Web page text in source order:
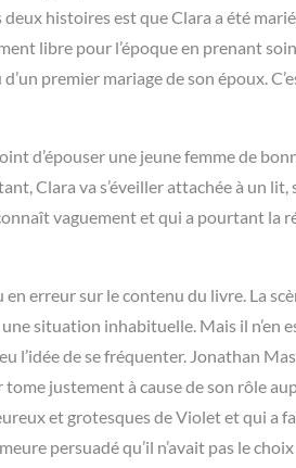
histoires est que Clara a été
libre pour l’époque en prenant
premier mariage de son époux.
d’épouser une jeune femme de
Clara va s’éveiller attachée à un lit,
vaguement et qui a pourtant
erreur sur le contenu du livre. La
situation inhabituelle. Mais il n’en
l’idée de se fréquenter. Jonathan
justement à cause de son rôle
et grotesques de Violet et qui a
persuadé qu’il n’avait pas le